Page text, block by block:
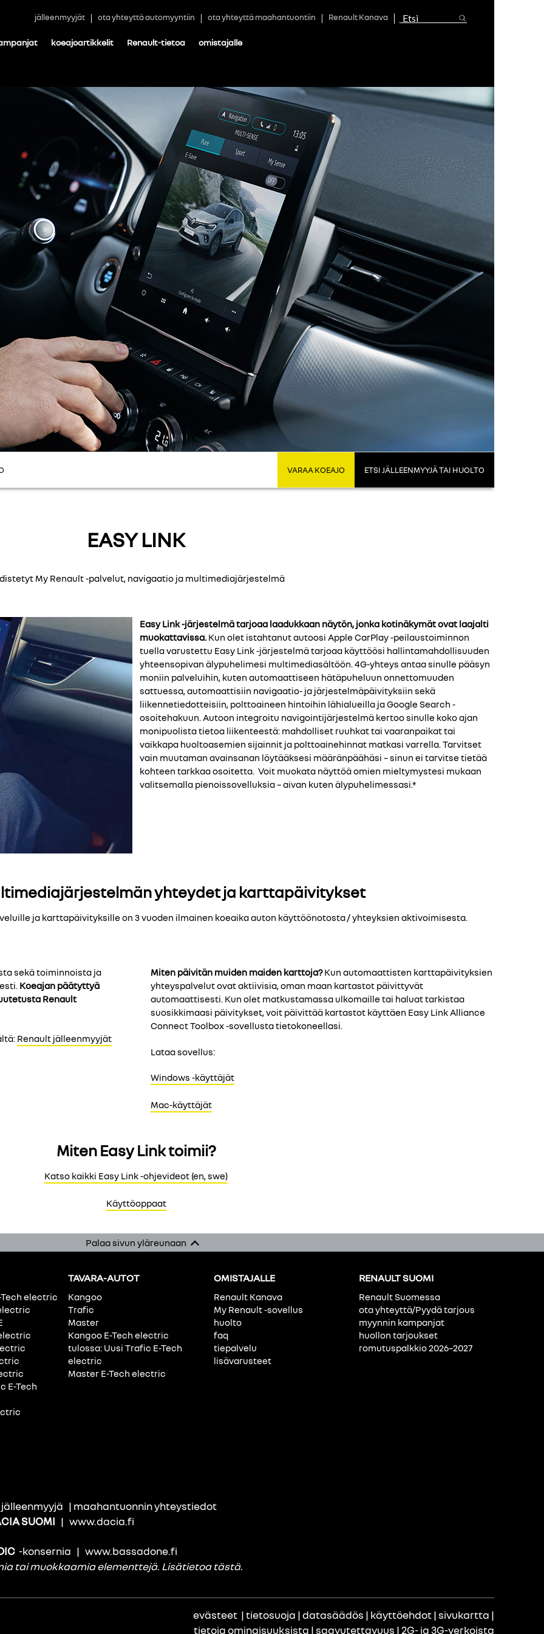
jälleenmyyjät ota yhteyttä automyyntiin ota yhteyttä maahantuontiin Renault Kanava
koeajoartikkelit Renault-tietoa omistajalle
VARAA KOEAJO ETSI JÄLLEENMYYJÄ TAI HUOLTO
EASY LINK
My Renault -palvelut, navigaatio ja multimediajärjestelmä
Easy Link -järjestelmä tarjoaa laadukkaan näytön, jonka kotinäkymät ovat laajalti
muokattavissa.Kun olet istahtanut autoosi Apple CarPlay -peilaustoiminnon
tuella varustettu Easy Link -järjestelmä tarjoaa käyttöösi hallintamahdollisuuden
yhteensopivan älypuhelimesi multimediasältöön. 4G-yhteys antaa sinulle pääsyn
moniin palveluihin, kuten automaattiseen hätäpuheluun onnettomuuden
sattuessa, automaattisiin navigaatio- ja järjestelmäpäivityksiin sekä
liikennetiedotteisiin, polttoaineen hintoihin lähialueilla ja Google Search -
osoitehakuun. Autoon integroitu navigointijärjestelmä kertoo sinulle koko ajan
monipuolista tietoa liikenteestä: mahdolliset ruuhkat tai vaaranpaikat tai
vaikkapa huoltoasemien sijainnit ja polttoainehinnat matkasi varrella. Tarvitset
vain muutaman avainsanan löytääksesi määränpäähäsi – sinun ei tarvitse tietää
kohteen tarkkaa osoitetta. Voit muokata näyttöä omien mieltymystesi mukaan
valitsemalla pienoissovelluksia – aivan kuten älypuhelimessasi.*
yhteydet ja karttapäivitykset
ja karttapäivityksille on 3 vuoden ilmainen koeaika auton käyttöönotosta / yhteyksien aktivoimisesta.
sekä toiminnoista ja
Koeajan päätyttyä
Renault
Renault jälleenmyyjät
Miten päivitän muiden maiden karttoja?Kun automaattisten karttapäivityksien
yhteyspalvelut ovat aktiivisia, oman maan kartastot päivittyvät
automaattisesti. Kun olet matkustamassa ulkomaille tai haluat tarkistaa
suosikkimaasi päivitykset, voit päivittää kartastot käyttäen Easy Link Alliance
Connect Toolbox -sovellusta tietokoneellasi.
Lataa sovellus:
Windows -käyttäjät
Mac-käyttäjät
Miten Easy Link toimii?
Katso kaikki Easy Link -ohjevideot (en, swe)
Käyttöoppaat
Palaa sivun yläreunaan
electric
E-Tech
TAVARA-AUTOT
Kangoo
Trafic
Master
Kangoo E-Tech electric
tulossa: Uusi Trafic E-Tech
electric
Master E-Tech electric
OMISTAJALLE
Renault Kanava
My Renault -sovellus
huolto
faq
tiepalvelu
lisävarusteet
RENAULT SUOMI
Renault Suomessa
ota yhteyttä/Pyydä tarjous
myynnin kampanjat
huollon tarjoukset
romutuspalkkio 2026–2027
| maahantuonnin yhteystiedot
SUOMI | www.dacia.fi
-konsernia | www.bassadone.fi
tai muokkaamia elementtejä. Lisätietoa tästä.
evästeet |tietosuoja |datasäädös | käyttöehdot| sivukartta |
tietoja ominaisuuksista | saavutettavuus |2G- ja 3G-verkoista